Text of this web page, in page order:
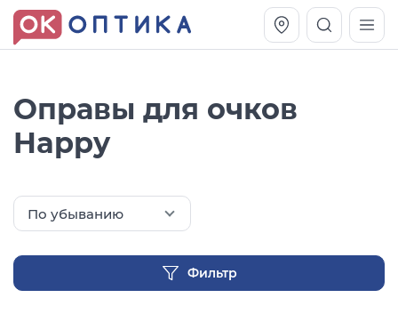
Оправы для очков
Happy
По убыванию
Фильтр